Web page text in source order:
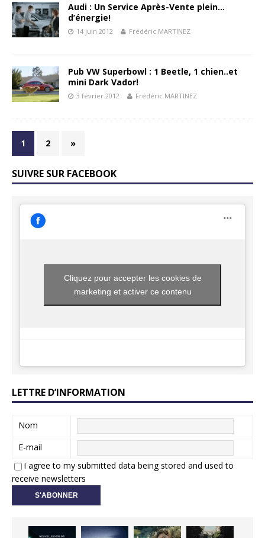
Audi : Un Service Après-Vente plein…
d’énergie!
14 juin 2012 Frédéric MARTINEZ
Pub VW Superbowl : 1 Beetle, 1 chien..et
mini Dark Vador!
3 février 2012 Frédéric MARTINEZ
1 2 »
SUIVRE SUR FACEBOOK
Cliquez pour accepter les cookies de
marketing et activer ce contenu
LETTRE D’INFORMATION
Nom
E-mail
I agree to my submitted data being stored and used to
receive newsletters